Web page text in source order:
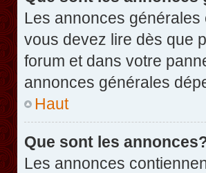
Les annonces
vous devez lire dès que
forum et dans votre
annonces générales
Haut
Que sont les
Les annonces